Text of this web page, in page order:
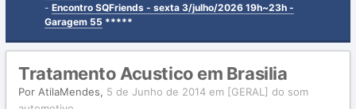
- Encontro SQFriends - sexta 3/julho/2026 19h~23h -
Garagem 55 *****
Tratamento Acustico em Brasilia
Por AtilaMendes, 5 de Junho de 2014 em [GERAL] do som